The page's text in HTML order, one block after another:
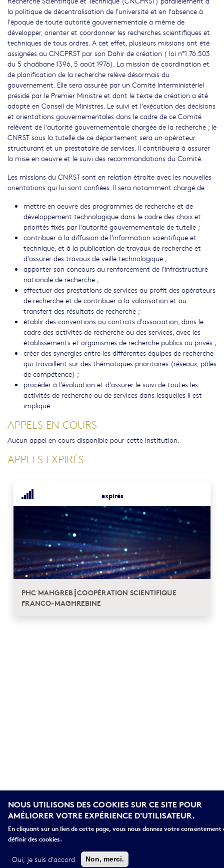
la politique de décentralisation de l'université et en l'absence à
l'époque de toute autorité gouvernementale à même de
développer, orienter et coordonner les recherches scientifiques et
techniques de tous ordres. A cet effet, plusieurs missions ont été
assignées au CNCPRST par son Dahir de création ( loi n°1.76.503
du 5 chaâbane 1396, 5 août 1976). La mission de coordination et
de planification de la recherche relève désormais du
gouvernement. Elle sera assurée par un Comité Interministériel
présidé par le Premier Ministre et dont le texte de création a été
adopté en Conseil de Ministres. Le suivi et l'exécution des décisions
et orientations gouvernementales dans le cadre de ce Comité
relèvent de l'autorité gouvernementale chargée de la recherche ; le
CNRST sous la tutelle de ce département sera un opérateur
structurant et un prestataire de services. Il contribuera à assurer
la mise en oeuvre et le suivi des recommandations du Comité.
Les missions du CNRST sont en relation étroite avec les nouvelles
orientations qui lui sont confiées. Il sera notamment chargé de :
mettre en oeuvre des programmes de recherche et de
développement technologique dans le cadre des choix et
priorités fixés par l'autorité gouvernementale de tutelle ;
contribuer à la diffusion de l'information scientifique et
technique, et à la publication de travaux de recherche et
d'assurer des travaux de veille technologique ;
apporter son concours au renforcement de l'infrastructure
nationale de recherche ;
effectuer des prestations de services au profit des opérateurs
de recherche et de contribuer à la valorisation et au
transfert des résultats de recherche ;
établir des conventions ou contrats d'association, dans le
cadre des activités de recherche ou des services, avec les
établissements et organismes de recherche publics ou privés ;
créer des synergies entre les différentes équipes de recherche
qui travaillent sur des thématiques prioritaires (réseaux, pôles
de compétence) ;
procéder à l'évaluation et d'assurer le suivi de toutes les
activités de recherche ou de services dans lesquelles il est
impliqué.
APPELS EN COURS
Aucun appel en cours disponible pour cette institution.
APPELS EXPIRÉS
expirés
PHC MAHGREB┋COOPÉRATION SCIENTIFIQUE
FRANCO-MAGHREBINE
NOUS UTILISONS DES COOKIES SUR CE SITE POUR
AMÉLIORER VOTRE EXPÉRIENCE D'UTILISATEUR.
En cliquant sur un lien de cette page, vous nous donnez votre consentement
définir des cookies.
Oui, je suis d'accord Non, merci.